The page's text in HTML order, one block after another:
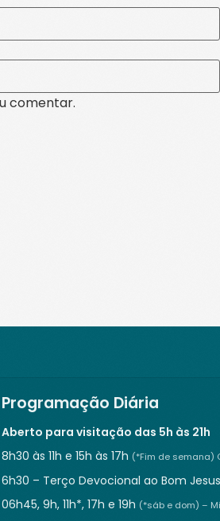
comentar.
Programação Diária
Aberto para visitação das 5h às 21h
8h30 às 11h e 15h às 17h (*Fim de semana)
6h30 – Terço Devocional ao Bom
06h45, 9h, 11h*, 17h e 19h (*sáb e dom) –